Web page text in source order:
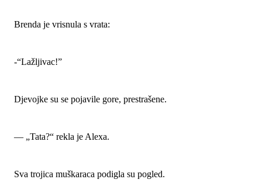
Brenda je vrisnula s vrata:
-“Lažljivac!”
Djevojke su se pojavile gore, prestrašene.
— „Tata?“ rekla je Alexa.
Sva trojica muškaraca podigla su pogled.